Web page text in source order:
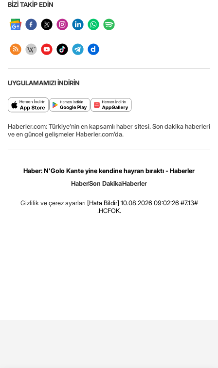
BİZİ TAKİP EDİN
UYGULAMAMIZI İNDİRİN
Haberler.com: Türkiye’nin en kapsamlı haber sitesi. Son dakika haberleri
ve en güncel gelişmeler Haberler.com’da.
Haber: N'Golo Kante yine kendine hayran bıraktı - Haberler
HaberSon DakikaHaberler
Gizlilik ve çerez ayarları [Hata Bildir] 10.08.2026 09:02:26 #7.13#
.HCFOK.